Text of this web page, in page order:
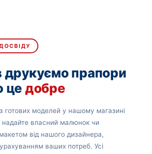
друкуємо прапори
це добре
готових моделей у нашому магазині
власний малюнок чи
від нашого дизайнера,
ваших потреб. Усі